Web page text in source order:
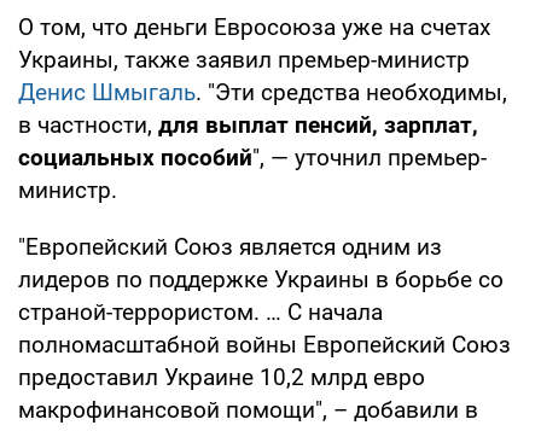
О том, что деньги Евросоюза уже на счетах
Украины, также заявил премьер-министр
Денис Шмыгаль. "Эти средства необходимы,
в частности, для выплат пенсий, зарплат,
социальных пособий", — уточнил премьер-
министр.
"Европейский Союз является одним из
лидеров по поддержке Украины в борьбе со
страной-террористом. … С начала
полномасштабной войны Европейский Союз
предоставил Украине 10,2 млрд евро
макрофинансовой помощи", – добавили в